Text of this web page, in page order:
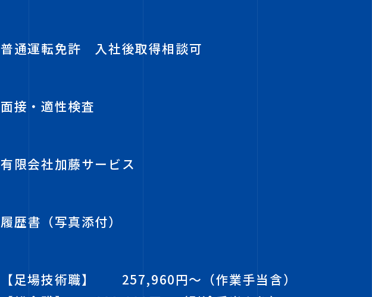
普通運転免許 入社後取得相談可
面接・適性検査
有限会社加藤サービス
履歴書（写真添付）
【足場技術職】
257,960円～（作業手当含）